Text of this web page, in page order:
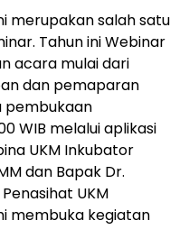
merupakan salah satu
Tahun ini Webinar
acara mulai dari
dan pemaparan
pembukaan
WIB melalui aplikasi
UKM Inkubator
dan Bapak Dr.
UKM
membuka kegiatan